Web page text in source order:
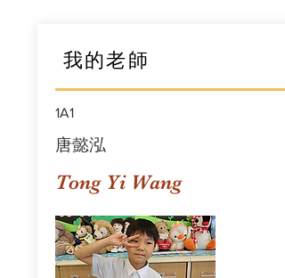
我的老師
1A1
唐懿泓
Tong Yi Wang